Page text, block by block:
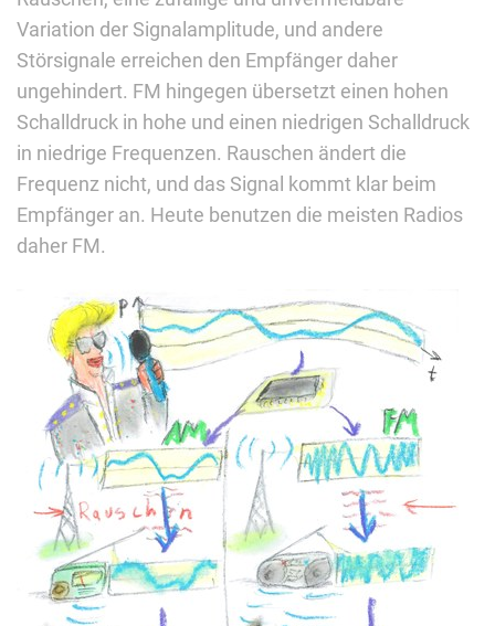
Variation der Signalamplitude, und andere
Störsignale erreichen den Empfänger daher
ungehindert. FM hingegen übersetzt einen hohen
Schalldruck in hohe und einen niedrigen Schalldruck
in niedrige Frequenzen. Rauschen ändert die
Frequenz nicht, und das Signal kommt klar beim
Empfänger an. Heute benutzen die meisten Radios
daher FM.